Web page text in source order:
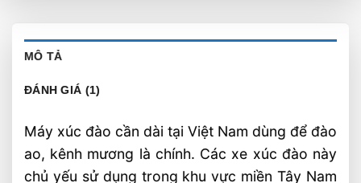
MÔ TẢ
ĐÁNH GIÁ (1)
Máy xúc đào cần dài tại Việt Nam dùng để đào
ao, kênh mương là chính. Các xe xúc đào này
chủ yếu sử dụng trong khu vực miền Tây Nam